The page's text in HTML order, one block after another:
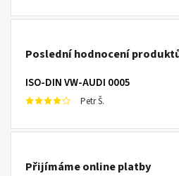
Poslední hodnocení
ISO-DIN VW-AUDI 0005
Petr Š.
Přijímáme online platby